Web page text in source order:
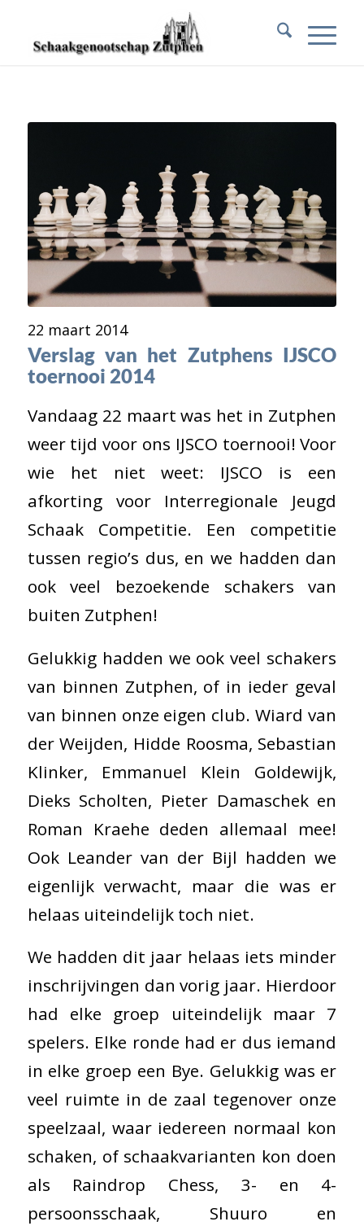
22 maart 2014
Verslag van het Zutphens IJSCO
toernooi 2014
Vandaag 22 maart was het in Zutphen
weer tijd voor ons IJSCO toernooi! Voor
wie het niet weet: IJSCO is een
afkorting voor Interregionale Jeugd
Schaak Competitie. Een competitie
tussen regio’s dus, en we hadden dan
ook veel bezoekende schakers van
buiten Zutphen!
Gelukkig hadden we ook veel schakers
van binnen Zutphen, of in ieder geval
van binnen onze eigen club. Wiard van
der Weijden, Hidde Roosma, Sebastian
Klinker, Emmanuel Klein Goldewijk,
Dieks Scholten, Pieter Damaschek en
Roman Kraehe deden allemaal mee!
Ook Leander van der Bijl hadden we
eigenlijk verwacht, maar die was er
helaas uiteindelijk toch niet.
We hadden dit jaar helaas iets minder
inschrijvingen dan vorig jaar. Hierdoor
had elke groep uiteindelijk maar 7
spelers. Elke ronde had er dus iemand
in elke groep een Bye. Gelukkig was er
veel ruimte in de zaal tegenover onze
speelzaal, waar iedereen normaal kon
schaken, of schaakvarianten kon doen
als Raindrop Chess, 3- en 4-
persoonsschaak, Shuuro en